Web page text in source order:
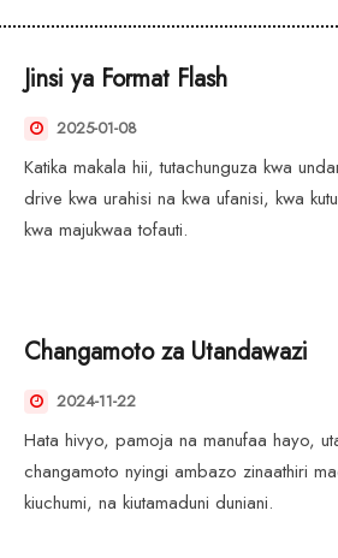
Jinsi ya Format Flash
2025-01-08
Katika makala hii, tutachunguza kwa
drive kwa urahisi na kwa ufanisi, kwa
kwa majukwaa tofauti.
Changamoto za Utandawazi
2024-11-22
Hata hivyo, pamoja na manufaa hayo,
changamoto nyingi ambazo zinaathiri
kiuchumi, na kiutamaduni duniani.